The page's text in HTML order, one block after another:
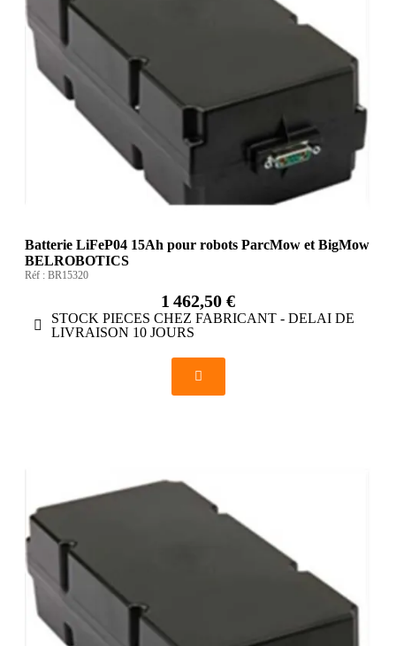
Batterie LiFeP04 15Ah pour robots ParcMow et BigMow
BELROBOTICS
Réf : BR15320
1 462,50 €
STOCK PIECES CHEZ FABRICANT - DELAI DE
LIVRAISON 10 JOURS